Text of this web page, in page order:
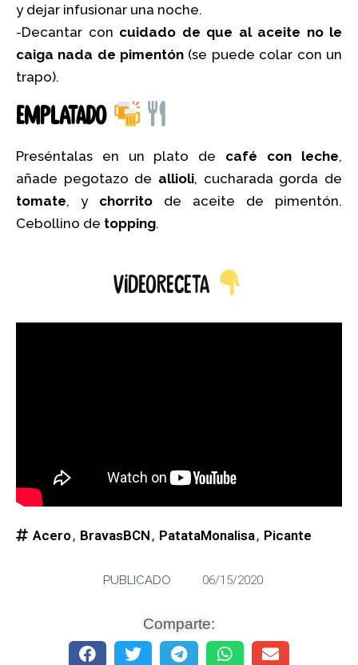
y dejar infusionar una noche.
-Decantar con cuidado de que al aceite no le
caiga nada de pimentón (se puede colar con un
trapo).
Emplatado
Preséntalas en un plato de café con leche,
añade pegotazo de allioli, cucharada gorda de
tomate, y chorrito de aceite de pimentón.
Cebollino de topping.
videoreceta
Acero, BravasBCN , PatataMonalisa, Picante
PUBLICADO 06/15/2020
Comparte: